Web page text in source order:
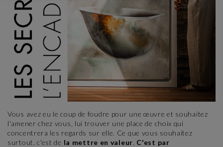
Vous avez eu le coup de foudre pour une œuvre et souhaitez
l'amener chez vous, lui trouver une place de choix qui
concentrera les regards sur elle. Ce que vous souhaitez
surtout, c'est de la mettre en valeur. C'est par